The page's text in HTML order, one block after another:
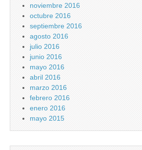
noviembre 2016
octubre 2016
septiembre 2016
agosto 2016
julio 2016
junio 2016
mayo 2016
abril 2016
marzo 2016
febrero 2016
enero 2016
mayo 2015